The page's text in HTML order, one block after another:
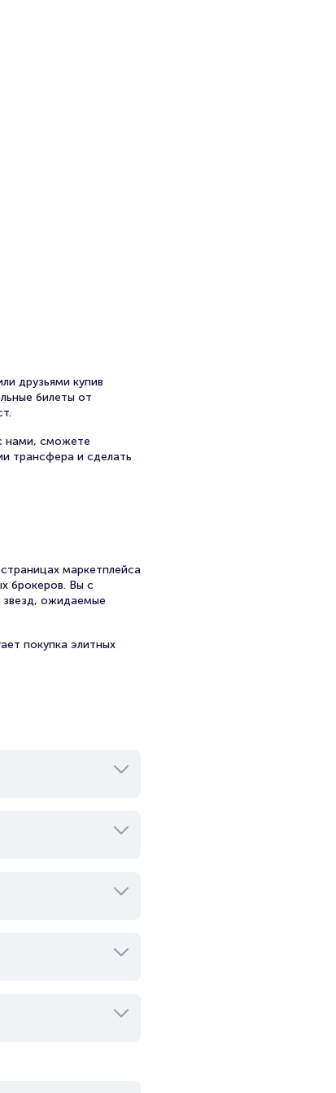
друзьями купив
билеты от
нами, сможете
трансфера и сделать
маркетплейса
брокеров. Вы с
звезд, ожидаемые
покупка элитных